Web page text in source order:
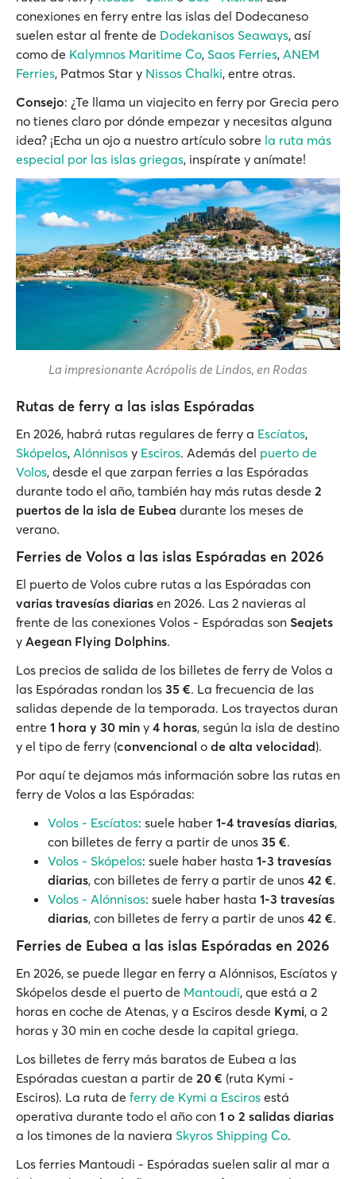
conexiones en ferry entre las islas del Dodecaneso
suelen estar al frente de Dodekanisos Seaways, así
como de Kalymnos Maritime Co, Saos Ferries, ANEM
Ferries, Patmos Star y Nissos Chalki, entre otras.
Consejo: ¿Te llama un viajecito en ferry por Grecia pero
no tienes claro por dónde empezar y necesitas alguna
idea? ¡Echa un ojo a nuestro artículo sobre la ruta más
especial por las islas griegas, inspírate y anímate!
La impresionante Acrópolis de Lindos, en Rodas
Rutas de ferry a las islas Espóradas
En 2026, habrá rutas regulares de ferry a Escíatos,
Skópelos, Alónnisos y Esciros. Además del puerto de
Volos, desde el que zarpan ferries a las Espóradas
durante todo el año, también hay más rutas desde 2
puertos de la isla de Eubea durante los meses de
verano.
Ferries de Volos a las islas Espóradas en 2026
El puerto de Volos cubre rutas a las Espóradas con
varias travesías diarias en 2026. Las 2 navieras al
frente de las conexiones Volos - Espóradas son Seajets
y Aegean Flying Dolphins.
Los precios de salida de los billetes de ferry de Volos a
las Espóradas rondan los 35 €. La frecuencia de las
salidas depende de la temporada. Los trayectos duran
entre 1 hora y 30 min y 4 horas, según la isla de destino
y el tipo de ferry (convencional o de alta velocidad).
Por aquí te dejamos más información sobre las rutas en
ferry de Volos a las Espóradas:
Volos - Escíatos: suele haber 1-4 travesías diarias,
con billetes de ferry a partir de unos 35 €.
Volos - Skópelos: suele haber hasta 1-3 travesías
diarias, con billetes de ferry a partir de unos 42 €.
Volos - Alónnisos: suele haber hasta 1-3 travesías
diarias, con billetes de ferry a partir de unos 42 €.
Ferries de Eubea a las islas Espóradas en 2026
En 2026, se puede llegar en ferry a Alónnisos, Escíatos y
Skópelos desde el puerto de Mantoudi, que está a 2
horas en coche de Atenas, y a Esciros desde Kymi, a 2
horas y 30 min en coche desde la capital griega.
Los billetes de ferry más baratos de Eubea a las
Espóradas cuestan a partir de 20 € (ruta Kymi -
Esciros). La ruta de ferry de Kymi a Esciros está
operativa durante todo el año con 1 o 2 salidas diarias
a los timones de la naviera Skyros Shipping Co.
Los ferries Mantoudi - Espóradas suelen salir al mar a